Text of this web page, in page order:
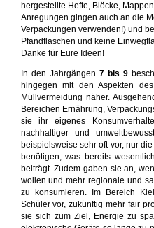
hergestellte Hefte, Blöcke,
Anregungen gingen auch an die
Verpackungen verwenden!) und
Pfandflaschen und keine
Danke für Eure Ideen!
In den Jahrgängen 7 bis 9
hingegen mit den Aspekten
Müllvermeidung näher.
Bereichen Ernährung,
sie ihr eigenes
nachhaltiger und
beispielsweise sehr oft vor, nur
benötigen, was bereits
beiträgt. Zudem gaben sie an,
wollen und mehr regionale und
zu konsumieren. Im Bereich
Schüler vor, zukünftig mehr fair
sie sich zum Ziel, Energie zu